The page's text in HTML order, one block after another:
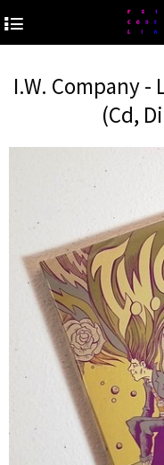
4
I.W. Company -
(Cd,